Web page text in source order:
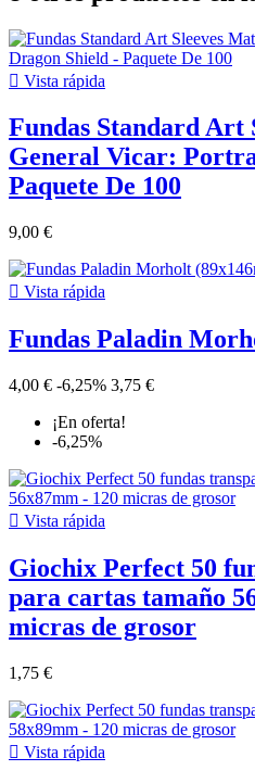
 Vista rápida
Fundas Standard Art
General Vicar:
Paquete De 100
9,00 €
 Vista rápida
Fundas Paladin
4,00 € -6,25% 3,75 €
¡En oferta!
-6,25%
 Vista rápida
Giochix Perfect 50
para cartas tamaño
micras de grosor
1,75 €
 Vista rápida